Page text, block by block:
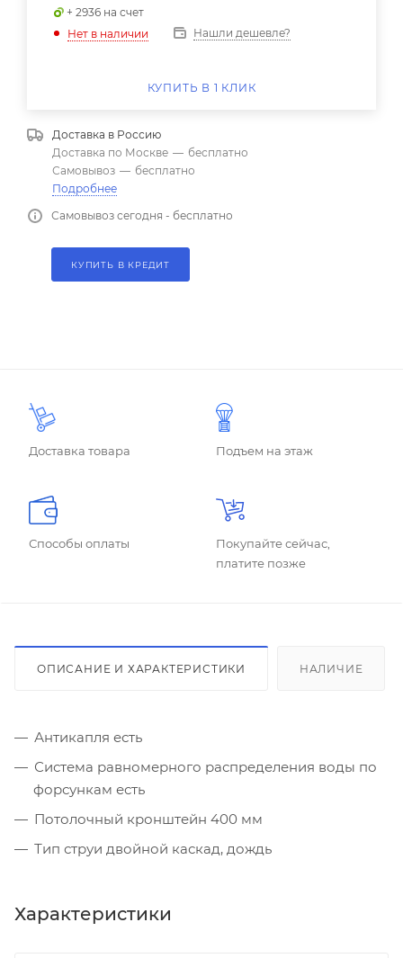
+ 2936 на счет
Нет в наличии
Нашли дешевле?
КУПИТЬ В 1 КЛИК
Доставка в Россию
Доставка по Москве — бесплатно
Самовывоз — бесплатно
Подробнее
Самовывоз сегодня - бесплатно
КУПИТЬ В КРЕДИТ
Доставка товара Подъем на этаж
Способы оплаты
Покупайте сейчас,
платите позже
ОПИСАНИЕ И ХАРАКТЕРИСТИКИ НАЛИЧИЕ
Антикапля есть
Система равномерного распределения воды по
форсункам есть
Потолочный кронштейн 400 мм
Тип струи двойной каскад, дождь
Характеристики